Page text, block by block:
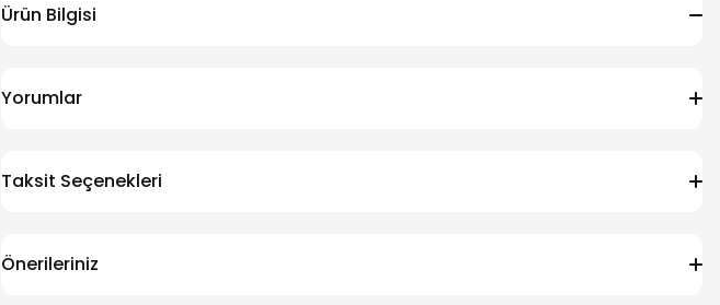
Ürün Bilgisi
Yorumlar
Taksit Seçenekleri
Önerileriniz